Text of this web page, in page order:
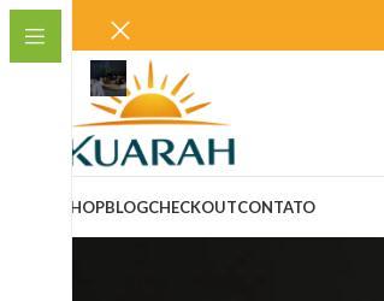
SHOPBLOGCHECKOUTCONTATO